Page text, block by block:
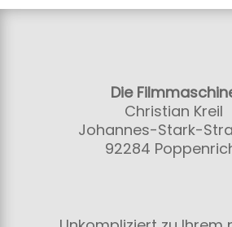
Die
Christian Kreil
Johannes-Stark-
92284